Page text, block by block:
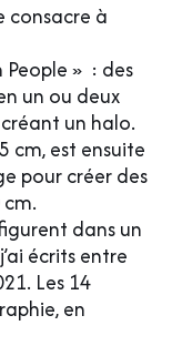
consacre à
People » : des
un ou deux
un halo.
cm, est ensuite
pour créer des
dans un
écrits entre
Les 14
en